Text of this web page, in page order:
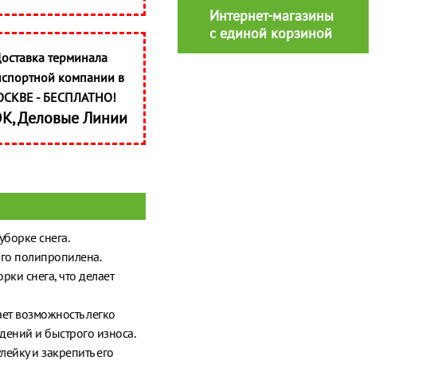
терминала
компании в
- БЕСПЛАТНО!
Деловые Линии
снега.
полипропилена.
снега, что делает
возможность легко
и быстрого износа.
и закрепить его
Интернет-магазины
с единой корзиной